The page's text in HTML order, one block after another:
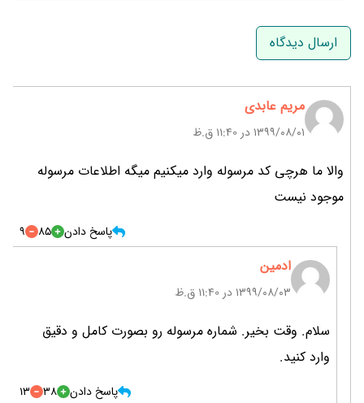
نام و نام خانوادگی
ایمیل
مریم عابدی
۱۳۹۹/۰۸/۰۱ در 11:40 ق.ظ
والا ما هرچی کد مرسوله وارد میکنیم میگه اطلاعات مرسوله
موجود نیست
پاسخ دادن 85
9
ادمین
۱۳۹۹/۰۸/۰۳ در 11:40 ق.ظ
سلام. وقت بخیر. شماره مرسوله رو بصورت کامل و دقیق
وارد کنید.
پاسخ دادن 38
13